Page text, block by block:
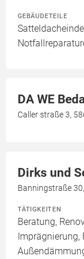
GEBÄUDETEILE
DA WE
Caller straße 3,
Dirks und
Banningstraße
TÄTIGKEITEN
Beratung,
Imprägnierung,